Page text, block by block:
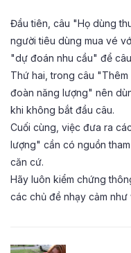
Đầu tiên, câu "Họ dùng
người tiêu dùng mua vé
"dự đoán nhu cầu" để
Thứ hai, trong câu
đoàn năng lượng" nên
khi không bắt đầu câu.
Cuối cùng, việc đưa ra
lượng" cần có nguồn
căn cứ.
Hãy luôn kiểm chứng
các chủ đề nhạy cảm như